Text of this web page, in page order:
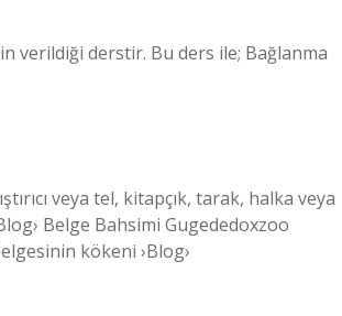
verildiği derstir. Bu ders ile; Bağlanma
veya tel, kitapçık, tarak, halka veya
Belge Bahsimi Gugededoxzoo
kökeni ›Blog›